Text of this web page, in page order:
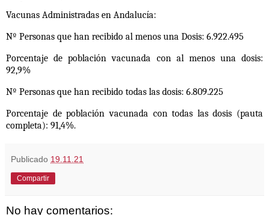
Vacunas Administradas en Andalucía:
Nº Personas que han recibido al menos una Dosis: 6.922.495
Porcentaje de población vacunada con al menos una dosis:
92,9%
Nº Personas que han recibido todas las dosis: 6.809.225
Porcentaje de población vacunada con todas las dosis (pauta
completa): 91,4%.
Publicado 19.11.21
Compartir
No hay comentarios: